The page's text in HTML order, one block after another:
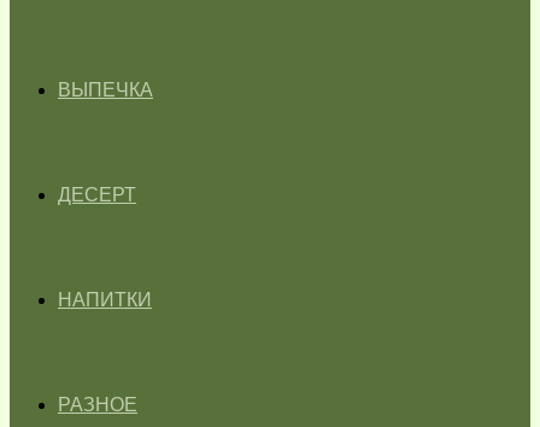
ВЫПЕЧКА
ДЕСЕРТ
НАПИТКИ
РАЗНОЕ